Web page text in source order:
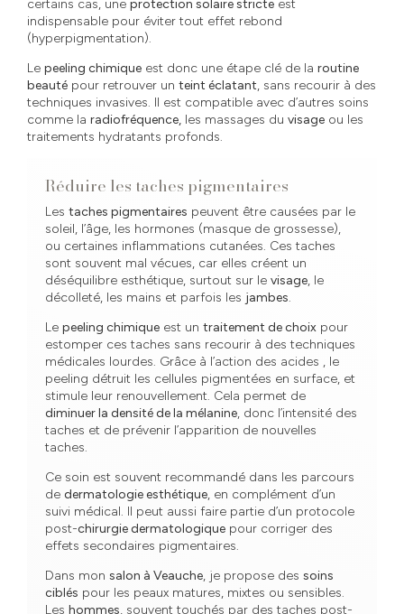
certains cas, une protection solaire stricte est
indispensable pour éviter tout effet rebond
(hyperpigmentation).
Le peeling chimique est donc une étape clé de la routine
beauté pour retrouver un teint éclatant, sans recourir à des
techniques invasives. Il est compatible avec d’autres soins
comme la radiofréquence, les massages du visage ou les
traitements hydratants profonds.
Réduire les taches pigmentaires
Les taches pigmentaires peuvent être causées par le
soleil, l’âge, les hormones (masque de grossesse),
ou certaines inflammations cutanées. Ces taches
sont souvent mal vécues, car elles créent un
déséquilibre esthétique, surtout sur le visage, le
décolleté, les mains et parfois les jambes.
Le peeling chimique est un traitement de choix pour
estomper ces taches sans recourir à des techniques
médicales lourdes. Grâce à l’action des acides , le
peeling détruit les cellules pigmentées en surface, et
stimule leur renouvellement. Cela permet de
diminuer la densité de la mélanine, donc l’intensité des
taches et de prévenir l’apparition de nouvelles
taches.
Ce soin est souvent recommandé dans les parcours
de dermatologie esthétique, en complément d’un
suivi médical. Il peut aussi faire partie d’un protocole
post-chirurgie dermatologique pour corriger des
effets secondaires pigmentaires.
Dans mon salon à Veauche, je propose des soins
ciblés pour les peaux matures, mixtes ou sensibles.
Les hommes, souvent touchés par des taches post-